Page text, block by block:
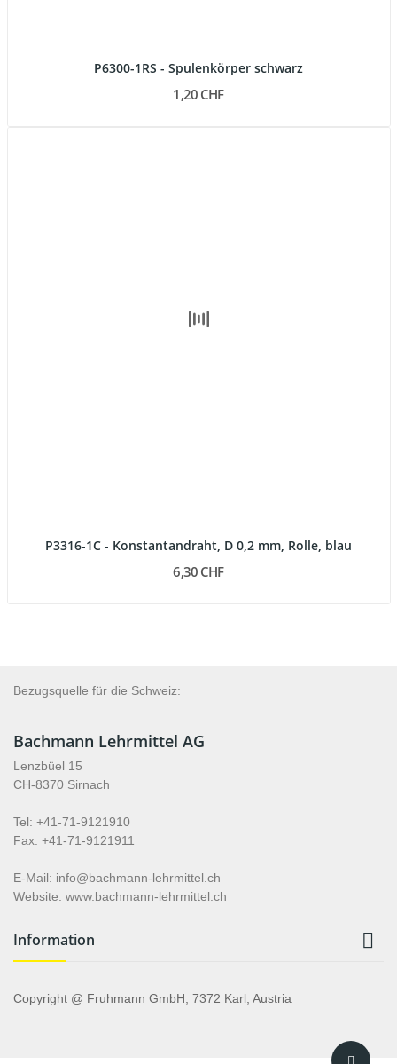
P6300-1RS - Spulenkörper schwarz
1,20 CHF
P3316-1C - Konstantandraht, D 0,2 mm, Rolle, blau
6,30 CHF
Bezugsquelle für die Schweiz:
Bachmann Lehrmittel AG
Lenzbüel 15
CH-8370 Sirnach
Tel: +41-71-9121910
Fax: +41-71-9121911
E-Mail: info@bachmann-lehrmittel.ch
Website: www.bachmann-lehrmittel.ch
Information 
Copyright @ Fruhmann GmbH, 7372 Karl, Austria